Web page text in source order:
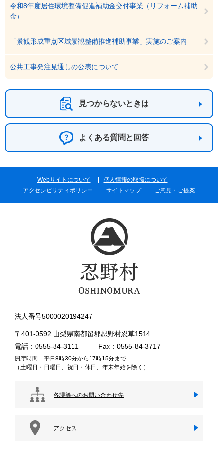
令和8年度居住環境整備促進補助金交付事業（リフォーム補助
金）
「景観形成重点区域景観整備推進補助事業」実施のご案内
公共工事発注見通しの公表について
見つからないときは
よくある質問と回答
Webサイトについて
個人情報の取扱について
アクセシビリティポリシー
サイトマップ ご意見・ご提案
法人番号5000020194247
〒401-0592 山梨県南都留郡忍野村忍草1514
電話：0555-84-3111
Fax：0555-84-3717
開庁時間 平日8時30分から17時15分まで
（土曜日・日曜日、祝日・休日、年末年始を除く）
各課等へのお問い合わせ先
アクセス